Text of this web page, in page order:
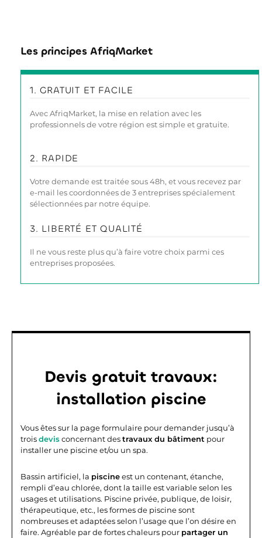
Les principes AfriqMarket
1. GRATUIT ET FACILE
Avec AfriqMarket, la mise en relation avec les
professionnels de votre région est simple et gratuite.
2. RAPIDE
Votre demande est traitée sous 48h, et vous recevez par
e-mail les coordonnées de 3 entreprises spécialement
sélectionnées par notre équipe.
3. LIBERTÉ ET QUALITÉ
Il ne vous reste plus qu’à faire votre choix parmi ces
entreprises proposées.
Devis gratuit travaux:
installation piscine
Vous êtes sur la page formulaire pour demander jusqu’à
troisdevisconcernant destravaux du bâtiment pour
installer une piscine et/ou un spa.
Bassin artificiel, la piscineest un contenant, étanche,
rempli d’eau chlorée, dont la taille est variable selon les
usages et utilisations. Piscine privée, publique, de loisir,
thérapeutique, etc., les formes de piscine sont
nombreuses et adaptées selon l’usage que l’on désire en
faire. Agréable par de fortes chaleurs pour partager un